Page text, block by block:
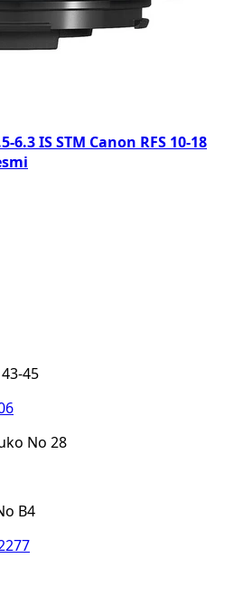
6.3 IS STM Canon RFS 10-18
45
No 28
B4